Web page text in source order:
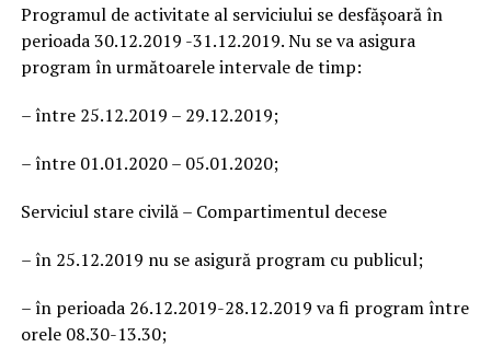
Programul de activitate al serviciului se desfășoară în
perioada 30.12.2019 -31.12.2019. Nu se va asigura
program în următoarele intervale de timp:
– între 25.12.2019 – 29.12.2019;
– între 01.01.2020 – 05.01.2020;
Serviciul stare civilă – Compartimentul decese
– în 25.12.2019 nu se asigură program cu publicul;
– în perioada 26.12.2019-28.12.2019 va fi program între
orele 08.30-13.30;